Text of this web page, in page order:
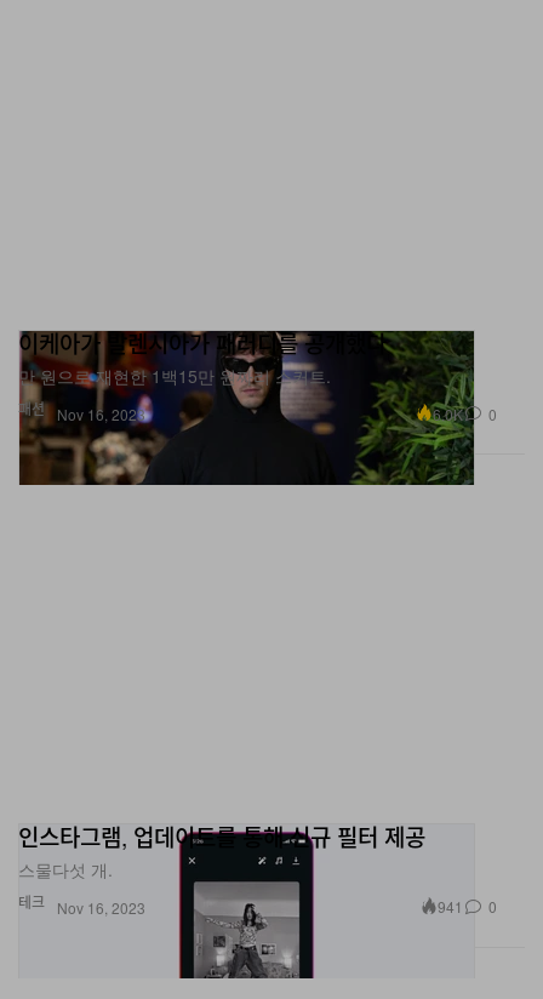
패션
이케아가 발렌시아가 패러디를 공개했다
만 원으로 재현한 1백15만 원짜리 스커트.
Nov 16, 2023 6.0K 0
테크
인스타그램, 업데이트를 통해 신규 필터 제공
스물다섯 개.
Nov 16, 2023 941 0